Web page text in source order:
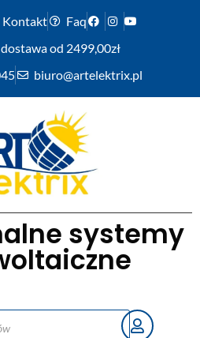
Kontakt
Faq
od 2499,00zł
biuro@artelektrix.pl
systemy